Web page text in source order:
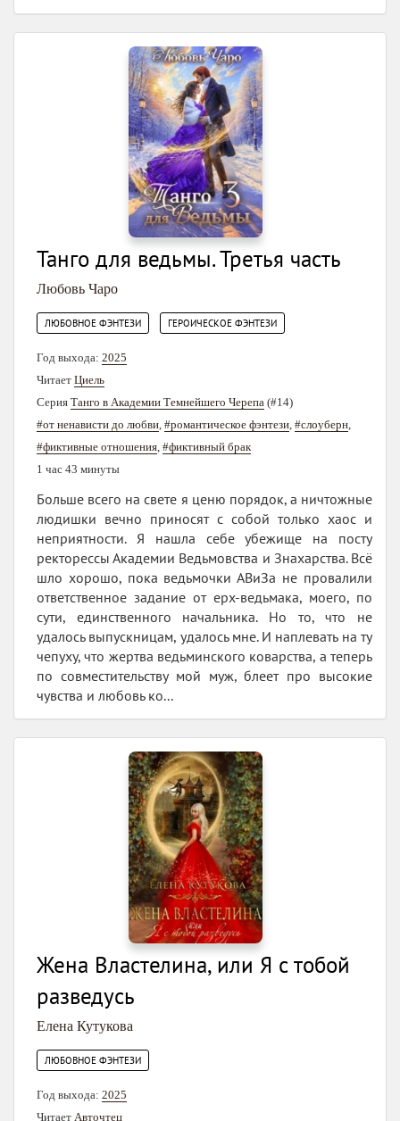
Танго для ведьмы. Третья часть
Любовь Чаро
ЛЮБОВНОЕ ФЭНТЕЗИ ГЕРОИЧЕСКОЕ ФЭНТЕЗИ
Год выхода: 2025
Читает Циель
Серия Танго в Академии Темнейшего Черепа (#14)
#от ненависти до любви, #романтическое фэнтези, #слоуберн,
#фиктивные отношения, #фиктивный брак
1 час 43 минуты
Больше всего на свете я ценю порядок, а ничтожные
людишки вечно приносят с собой только хаос и
неприятности. Я нашла себе убежище на посту
ректорессы Академии Ведьмовства и Знахарства. Всё
шло хорошо, пока ведьмочки АВиЗа не провалили
ответственное задание от ерх-ведьмака, моего, по
сути, единственного начальника. Но то, что не
удалось выпускницам, удалось мне. И наплевать на ту
чепуху, что жертва ведьминского коварства, а теперь
по совместительству мой муж, блеет про высокие
чувства и любовь ко...
Жена Властелина, или Я с тобой
разведусь
Елена Кутукова
ЛЮБОВНОЕ ФЭНТЕЗИ
Год выхода: 2025
Читает Авточтец